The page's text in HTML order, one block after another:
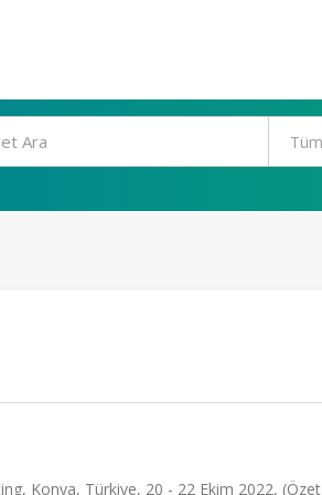
Konya, Türkiye, 20 - 22 Ekim 2022, (Özet